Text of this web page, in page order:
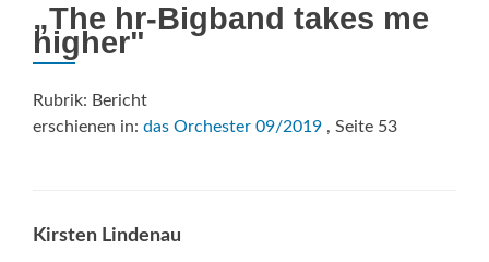
„The hr-Bigband takes me
higher"
Rubrik: Bericht
erschienen in: das Orchester 09/2019 , Seite 53
Kirsten Lindenau